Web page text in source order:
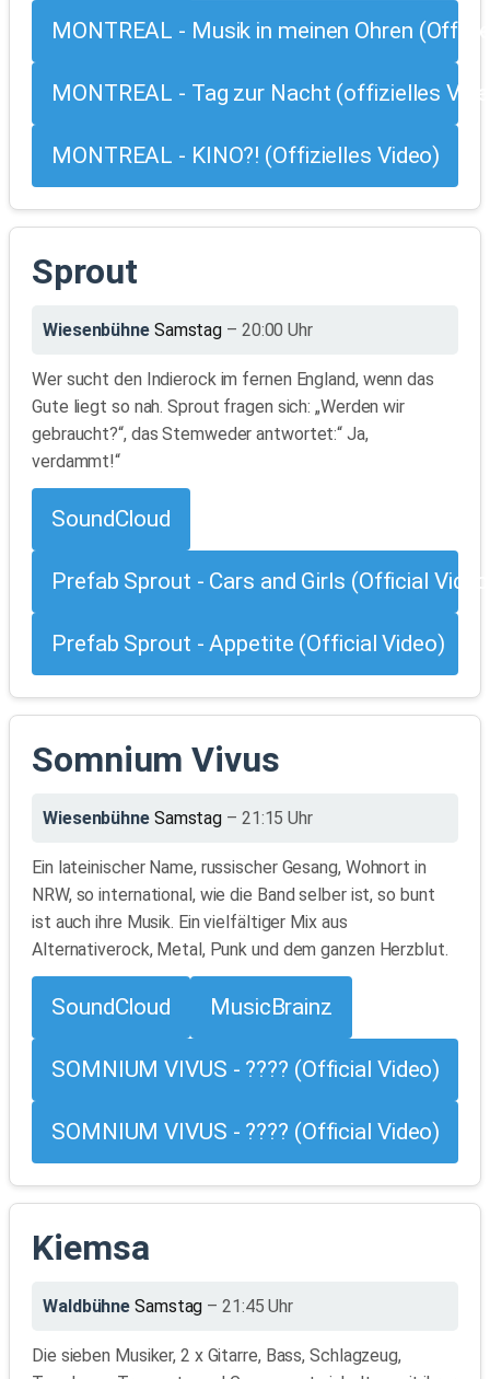
MONTREAL - Musik in meinen Ohren
MONTREAL - Tag zur Nacht (offizielles
MONTREAL - KINO?! (Offizielles Video)
Sprout
Wiesenbühne Samstag – 20:00 Uhr
Wer sucht den Indierock im fernen England, wenn das
Gute liegt so nah. Sprout fragen sich: „Werden wir
gebraucht?“, das Stemweder antwortet:“ Ja,
verdammt!“
SoundCloud
Prefab Sprout - Cars and Girls (Official
Prefab Sprout - Appetite (Official Video)
Somnium Vivus
Wiesenbühne Samstag – 21:15 Uhr
Ein lateinischer Name, russischer Gesang, Wohnort in
NRW, so international, wie die Band selber ist, so bunt
ist auch ihre Musik. Ein vielfältiger Mix aus
Alternativerock, Metal, Punk und dem ganzen Herzblut.
SoundCloud MusicBrainz
SOMNIUM VIVUS - ???? (Official Video)
SOMNIUM VIVUS - ???? (Official Video)
Kiemsa
Waldbühne Samstag – 21:45 Uhr
Die sieben Musiker, 2 x Gitarre, Bass, Schlagzeug,